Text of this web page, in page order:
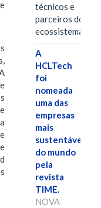
técnicos e
parceiros do
ecossistema.…
A
HCLTech
foi
nomeada
uma das
empresas
mais
sustentáveis
do mundo
pela
revista
TIME.
NOVA